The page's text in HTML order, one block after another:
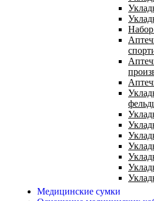
Медицинские сумки